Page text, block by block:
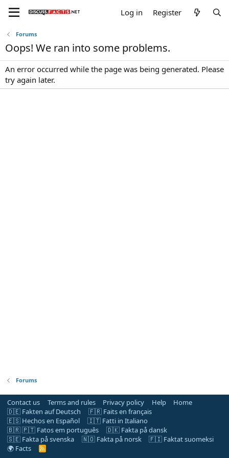
Log in Register
Forums
Oops! We ran into some problems.
An error occurred while the page was being generated. Please
try again later.
Forums
Contact us Terms and rules Privacy policy Help
Home
🇩🇪 Fakten auf Deutsch
🇫🇷 Faits en français
🇪🇸 Hechos en Español
🇮🇹 Fatti in Italiano
🇧🇷 🇵🇹 Fatos em português
🇩🇰 Fakta på dansk
🇸🇪 Fakta på svenska
🇳🇴 Fakta på norsk
🇫🇮 Faktat suomeksi
🌍 Facts
R